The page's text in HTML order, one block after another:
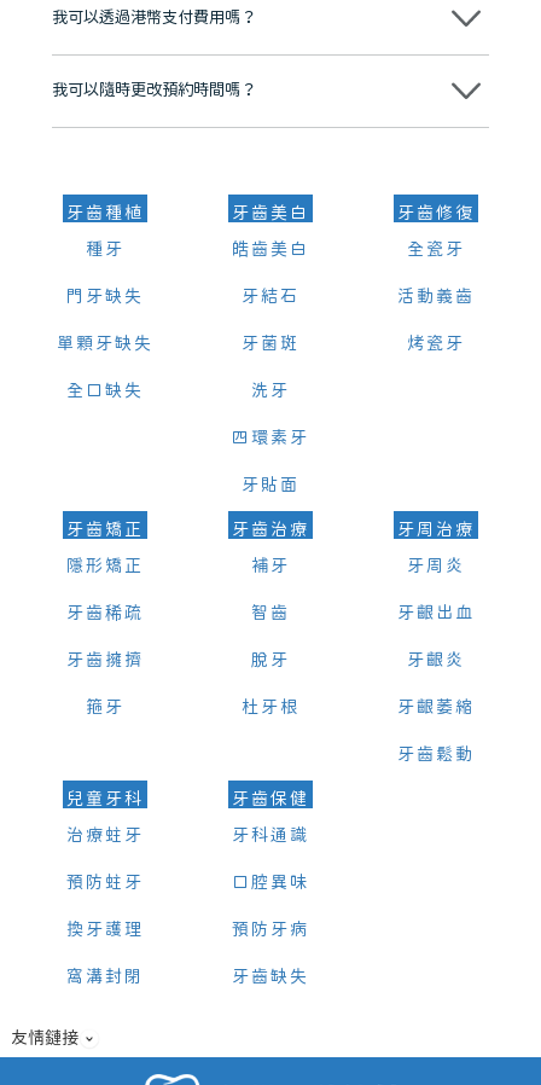
我可以透過港幣支付費用嗎？
可以。維港口腔會按照當日匯率轉算收取費用，而匯率會及時告知客人
我可以隨時更改預約時間嗎？
可以，請盡早通過wechat或whatsapp聯絡我們，告知我們你原本預約
牙齒種植
種牙
門牙缺失
單顆牙缺失
全口缺失
牙齒美白
皓齒美白
牙結石
牙菌斑
洗牙
四環素牙
牙貼面
牙齒修復
全瓷牙
活動義齒
烤瓷牙
牙齒矯正
隱形矯正
牙齒稀疏
牙齒擁擠
箍牙
牙齒治療
補牙
智齒
脫牙
杜牙根
牙周治療
牙周炎
牙齦出血
牙齦炎
牙齦萎縮
牙齒鬆動
兒童牙科
治療蛀牙
預防蛀牙
換牙護理
窩溝封閉
牙齒保健
牙科通識
口腔異味
預防牙病
牙齒缺失
友情鏈接